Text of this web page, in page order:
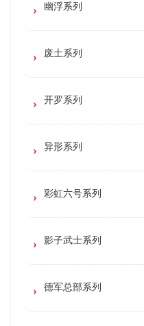
幽浮系列
废土系列
开罗系列
异形系列
彩虹六号系列
影子武士系列
德军总部系列